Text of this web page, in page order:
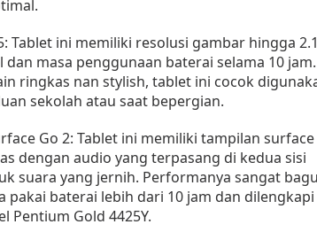
Tablet ini memiliki resolusi gambar hingga
dan masa penggunaan baterai selama 10 jam.
ringkas nan stylish, tablet ini cocok
sekolah atau saat bepergian.
Go 2: Tablet ini memiliki tampilan surface
dengan audio yang terpasang di kedua sisi
suara yang jernih. Performanya sangat
pakai baterai lebih dari 10 jam dan dilengkapi
Pentium Gold 4425Y.
Makan di Kota Baru Jambi
Jambi, Travel | 3 Januari 2025
Tempat
Di Daerah, Jambi,